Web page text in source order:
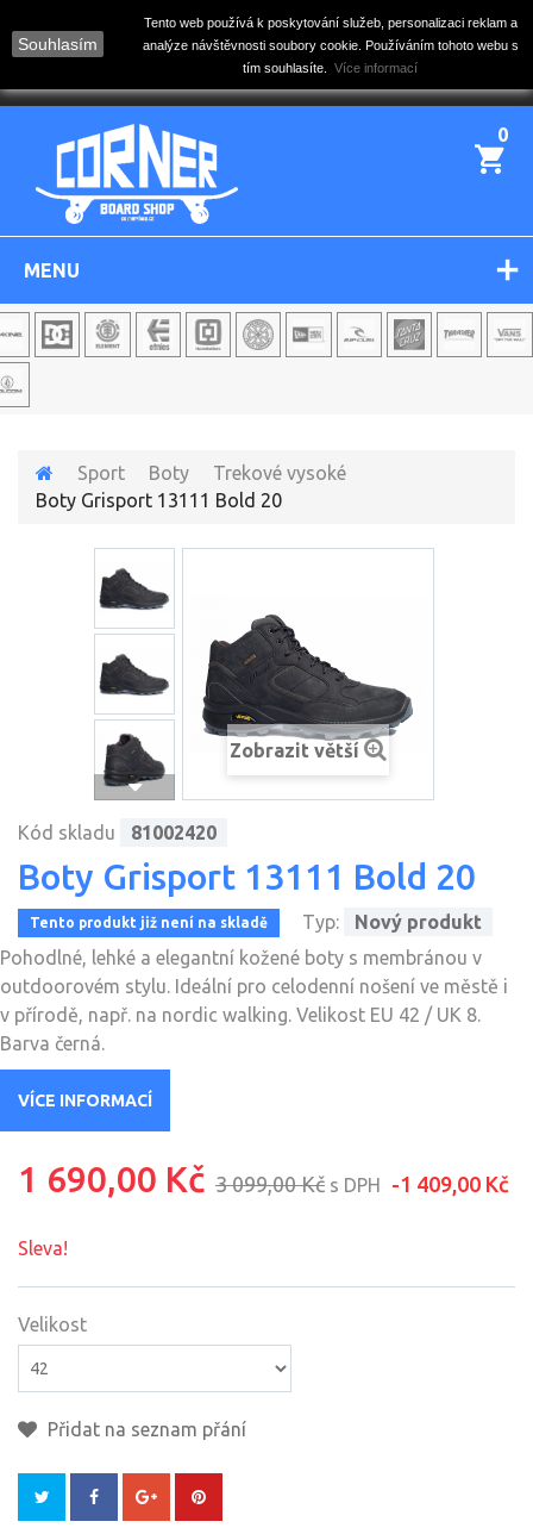
Souhlasím
Tento web používá k poskytování služeb, personalizaci reklam a
analýze návštěvnosti soubory cookie. Používáním tohoto webu s
tím souhlasíte. Více informací
0
MENU
Sport Boty
Trekové vysoké
Boty Grisport 13111 Bold 20
Zobrazit větší
Kód skladu 81002420
Boty Grisport 13111 Bold 20
Tento produkt již není na skladě Typ:
Nový produkt
Pohodlné, lehké a elegantní kožené boty s membránou v
outdoorovém stylu. Ideální pro celodenní nošení ve městě i
v přírodě, např. na nordic walking. Velikost EU 42 / UK 8.
Barva černá.
VÍCE INFORMACÍ
1 690,00 Kč 3 099,00 Kč s DPH -1 409,00 Kč
Sleva!
Velikost
Přidat na seznam přání